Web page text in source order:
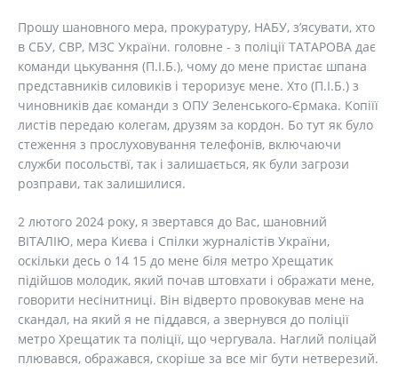
Прошу шановного мера, прокуратуру, НАБУ, з’ясувати, хто
в СБУ, СВР, МЗС України. головне - з поліції ТАТАРОВА дає
команди цькування (П.І.Б.), чому до мене пристає шпана
представників силовиків і тероризує мене. Хто (П.І.Б.) з
чиновників дає команди з ОПУ Зеленського-Єрмака. Копіїї
листів передаю колегам, друзям за кордон. Бо тут як було
стеження з прослуховування телефонів, включаючи
служби посольствї, так і залишається, як були загрози
розправи, так залишилися.
2 лютого 2024 року, я звертався до Вас, шановний
ВІТАЛІЮ, мера Києва і Спілки журналістів України,
оскільки десь о 14 15 до мене біля метро Хрещатик
підійшов молодик, який почав штовхати і ображати мене,
говорити несінитниці. Він відверто провокував мене на
скандал, на який я не піддався, а звернувся до поліції
метро Хрещатик та поліції, що чергувала. Наглий поліцай
плювався, ображався, скоріше за все міг бути нетверезий.